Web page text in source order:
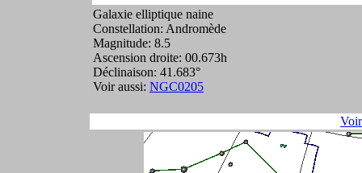
Galaxie elliptique naine
Constellation: Andromède
Magnitude: 8.5
Ascension droite: 00.673h
Déclinaison: 41.683°
Voir aussi: NGC0205